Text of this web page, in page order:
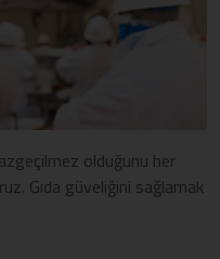
olduğunu her
Gıda güveliğini sağlamak